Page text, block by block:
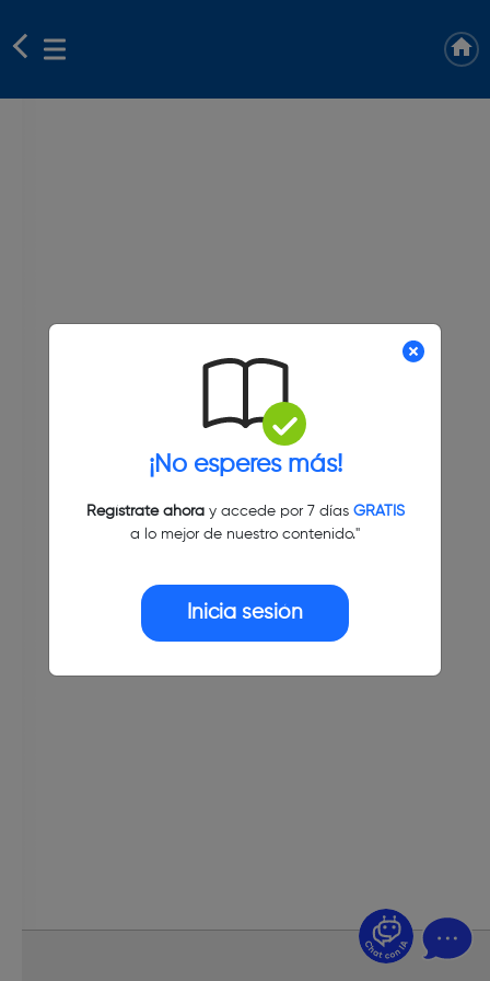
¡No esperes más!
Regístrate ahoray accede por 7 días GRATIS
a lo mejor de nuestro contenido."
Inicia sesión